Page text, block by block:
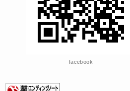
facebook